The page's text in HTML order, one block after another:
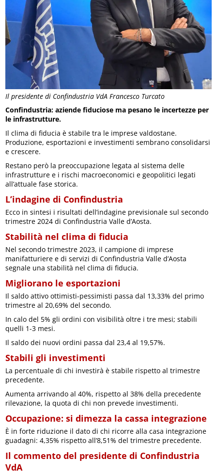
Il presidente di Confindustria VdA Francesco Turcato
Confindustria: aziende fiduciose ma pesano le incertezze per
le infrastrutture.
Il clima di fiducia è stabile tra le imprese valdostane.
Produzione, esportazioni e investimenti sembrano consolidarsi
e crescere.
Restano però la preoccupazione legata al sistema delle
infrastrutture e i rischi macroeconomici e geopolitici legati
all’attuale fase storica.
L’indagine di Confindustria
Ecco in sintesi i risultati dell’indagine previsionale sul secondo
trimestre 2024 di Confindustria Valle d’Aosta.
Stabilità nel clima di fiducia
Nel secondo trimestre 2023, il campione di imprese
manifatturiere e di servizi di Confindustria Valle d’Aosta
segnale una stabilità nel clima di fiducia.
Migliorano le esportazioni
Il saldo attivo ottimisti-pessimisti passa dal 13,33% del primo
trimestre al 20,69% del secondo.
In calo del 5% gli ordini con visibilità oltre i tre mesi; stabili
quelli 1-3 mesi.
Il saldo dei nuovi ordini passa dal 23,4 al 19,57%.
Stabili gli investimenti
La percentuale di chi investirà è stabile rispetto al trimestre
precedente.
Aumenta arrivando al 40%, rispetto al 38% della precedente
rilevazione, la quota di chi non prevede investimenti.
Occupazione: si dimezza la cassa integrazione
È in forte riduzione il dato di chi ricorre alla casa integrazione
guadagni: 4,35% rispetto all’8,51% del trimestre precedente.
Il commento del presidente di Confindustria
VdA